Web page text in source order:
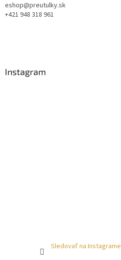
eshop@preutulky.sk
+421 948 318 961
Instagram
Sledovať na Instagrame